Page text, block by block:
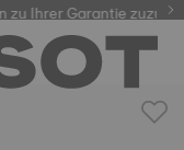
Ihrer Garantie